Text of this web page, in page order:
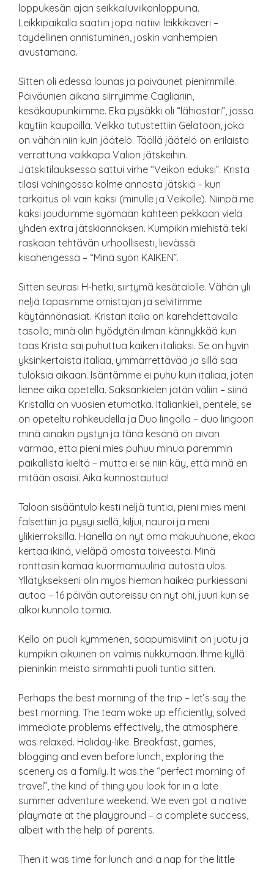
loppukesän ajan seikkailuviikonloppuina.
Leikkipaikalla saatiin jopa natiivi leikkikaveri –
täydellinen onnistuminen, joskin vanhempien
avustamana.
Sitten oli edessä lounas ja päiväunet pienimmille.
Päiväunien aikana siirryimme Cagliariin,
kesäkaupunkiimme. Eka pysäkki oli “lähiostari”, jossa
käytiin kaupoilla. Veikko tutustettiin Gelatoon, joka
on vähän niin kuin jäätelö. Täällä jäätelö on erilaista
verrattuna vaikkapa Valion jätskeihin.
Jätskitilauksessa sattui virhe “Veikon eduksi”. Krista
tilasi vahingossa kolme annosta jätskiä – kun
tarkoitus oli vain kaksi (minulle ja Veikolle). Niinpä me
kaksi jouduimme syömään kahteen pekkaan vielä
yhden extra jätskiannoksen. Kumpikin miehistä teki
raskaan tehtävän urhoollisesti, lievässä
kisahengessä – “Minä syön KAIKEN”.
Sitten seurasi H-hetki, siirtymä kesätalolle. Vähän yli
neljä tapasimme omistajan ja selvitimme
käytännönasiat. Kristan italia on karehdettavalla
tasolla, minä olin hyödytön ilman kännykkää kun
taas Krista sai puhuttua kaiken italiaksi. Se on hyvin
yksinkertaista italiaa, ymmärrettävää ja sillä saa
tuloksia aikaan. Isäntämme ei puhu kuin italiaa, joten
lienee aika opetella. Saksankielen jätän väliin – siinä
Kristalla on vuosien etumatka. Italiankieli, pentele, se
on opeteltu rohkeudella ja Duo lingolla – duo lingoon
minä ainakin pystyn ja tänä kesänä on aivan
varmaa, että pieni mies puhuu minua paremmin
paikallista kieltä – mutta ei se niin käy, että minä en
mitään osaisi. Aika kunnostautua!
Taloon sisääntulo kesti neljä tuntia, pieni mies meni
falsettiin ja pysyi siellä, kiljui, nauroi ja meni
ylikierroksilla. Hänellä on nyt oma makuuhuone, ekaa
kertaa ikinä, vieläpä omasta toiveesta. Minä
ronttasin kamaa kuormamuulina autosta ulos.
Yllätyksekseni olin myös hieman haikea purkiessani
autoa – 16 päivän autoreissu on nyt ohi, juuri kun se
alkoi kunnolla toimia.
Kello on puoli kymmenen, saapumisviinit on juotu ja
kumpikin aikuinen on valmis nukkumaan. Ihme kyllä
pieninkin meistä simmahti puoli tuntia sitten.
Perhaps the best morning of the trip – let’s say the
best morning. The team woke up efficiently, solved
immediate problems effectively, the atmosphere
was relaxed. Holiday-like. Breakfast, games,
blogging and even before lunch, exploring the
scenery as a family. It was the “perfect morning of
travel”, the kind of thing you look for in a late
summer adventure weekend. We even got a native
playmate at the playground – a complete success,
albeit with the help of parents.
Then it was time for lunch and a nap for the little